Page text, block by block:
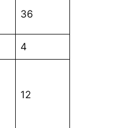
36
4
12